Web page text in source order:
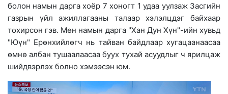
болон намын дарга хоёр 7 хоногт 1 удаа уулзаж Засгийн
газрын үйл ажиллагааны талаар хэлэлцдэг байхаар
тохирсон гэв. Мөн намын дарга "Хан Дун Хүн"-ийн хувьд
"Юүн" Ерөнхийлөгч нь тайван байдлаар хугацаанаасаа
өмнө албан тушаалаасаа буух тухай асуудлыг ч ярилцаж
шийдвэрлэх болно хэмээсэн юм.